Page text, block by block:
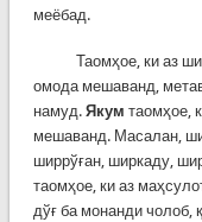
меёбад.
Таомҳое, ки аз шир
омода мешаванд,
намуд. Якум таомҳое,
мешаванд. Масалан,
ширрўған, ширкаду,
таомҳое, ки аз
дўғ ба монанди чолоб,